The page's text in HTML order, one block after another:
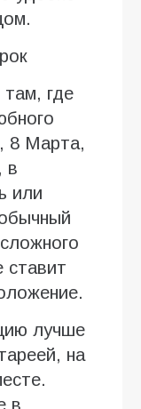
там, где
8 Марта,
в
или
ставит
лучше
на
в